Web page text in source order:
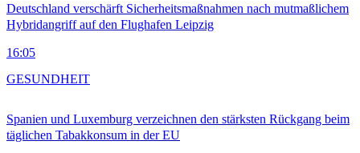
Deutschland verschärft Sicherheitsmaßnahmen nach mutmaßlichem
Hybridangriff auf den Flughafen Leipzig
16:05
Spanien und Luxemburg verzeichnen den stärksten Rückgang beim
täglichen Tabakkonsum in der EU
GESUNDHEIT